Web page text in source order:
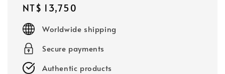
Regular
price
NT$ 13,750
Worldwide shipping
Secure payments
Authentic products